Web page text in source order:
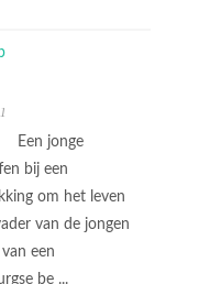
Een jonge
bij een
om het leven
van de jongen
een
be ...